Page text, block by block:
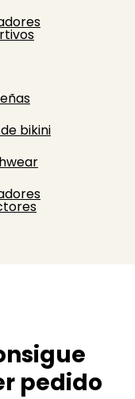
bikini
pedido